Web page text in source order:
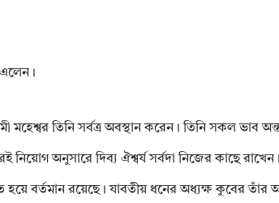
মহেশ্বর তিনি সর্বত্র অবস্থান করেন। তিনি সকল ভাব
অনুসারে দিব্য ঐশ্বর্য সর্বদা নিজের কাছে
বর্তমান রয়েছে। যাবতীয় ধনের অধ্যক্ষ কুবের তাঁর